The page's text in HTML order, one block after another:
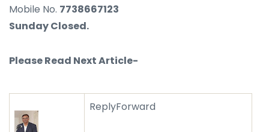
Mobile No. 7738667123
Sunday Closed.
Please Read Next Article-
ReplyForward